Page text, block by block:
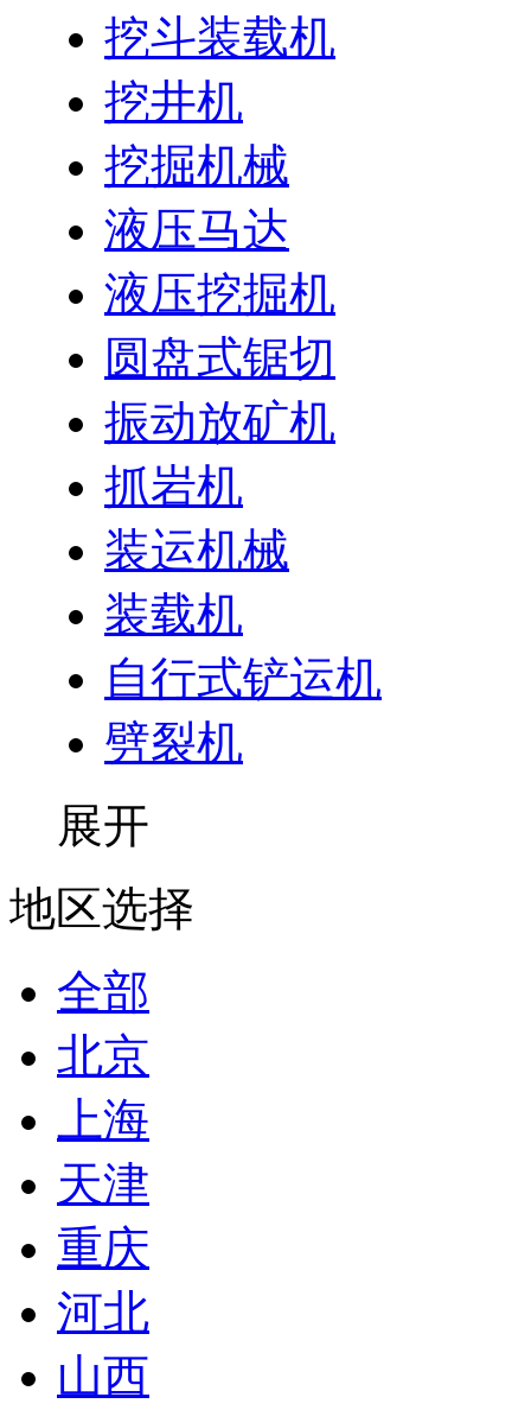
挖斗装载机
挖井机
挖掘机械
液压马达
液压挖掘机
圆盘式锯切
振动放矿机
抓岩机
装运机械
装载机
自行式铲运机
劈裂机
展开
地区选择
全部
北京
上海
天津
重庆
河北
山西